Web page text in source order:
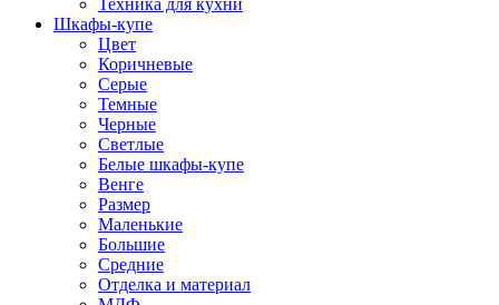
Техника для кухни
Шкафы-купе
Цвет
Коричневые
Серые
Темные
Черные
Светлые
Белые шкафы-купе
Венге
Размер
Маленькие
Большие
Средние
Отделка и материал